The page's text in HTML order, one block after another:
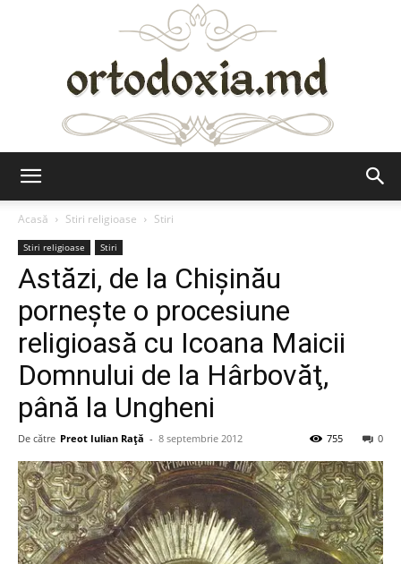
Acasă
Stiri religioase Stiri
Stiri religioase Stiri
Astăzi, de la Chişinău
porneşte o procesiune
religioasă cu Icoana Maicii
Domnului de la Hârbovăţ,
până la Ungheni
De către Preot Iulian Raţă - 8 septembrie 2012 0
755